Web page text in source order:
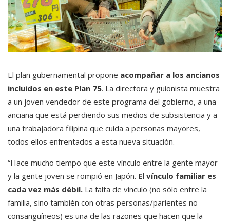
El plan gubernamental propone acompañar a los ancianos
incluidos en este Plan 75. La directora y guionista muestra
a un joven vendedor de este programa del gobierno, a una
anciana que está perdiendo sus medios de subsistencia y a
una trabajadora filipina que cuida a personas mayores,
todos ellos enfrentados a esta nueva situación.
“Hace mucho tiempo que este vínculo entre la gente mayor
y la gente joven se rompió en Japón. El vínculo familiar es
cada vez más débil. La falta de vínculo (no sólo entre la
familia, sino también con otras personas/parientes no
consanguíneos) es una de las razones que hacen que la